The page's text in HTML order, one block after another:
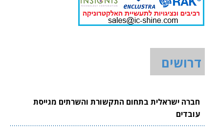
דרושים
חברה ישראלית בתחום התקשורת והשרתים מגייסת
עובדים